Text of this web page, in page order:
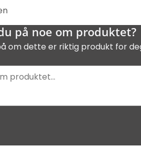
på noe om produktet?
om dette er riktig produkt for